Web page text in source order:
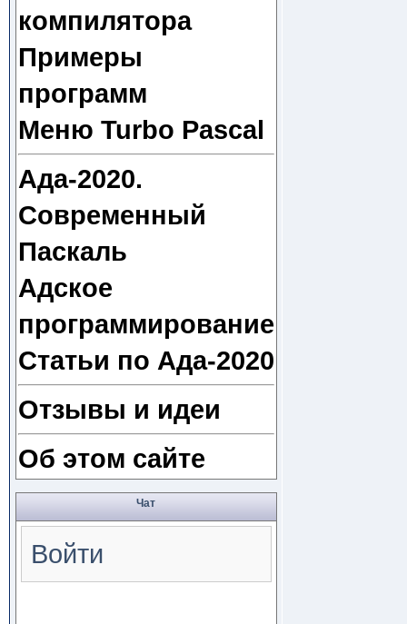
компилятора
Примеры
программ
Меню Turbo Pascal
Ада-2020.
Современный
Паскаль
Адское
программирование
Статьи по Ада-2020
Отзывы и идеи
Об этом сайте
Чат
Войти